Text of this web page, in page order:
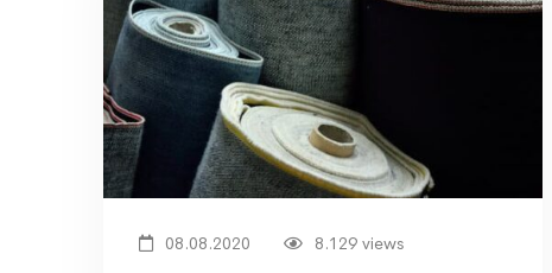
08.08.2020 8.129 views